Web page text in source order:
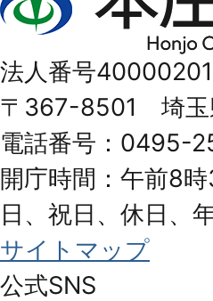
庄
Honjo
City
法人番号
〒367-8501 埼玉
電話番号：0495-
開庁時間：午前8
日、祝日、休日、
サイトマップ
公式SNS